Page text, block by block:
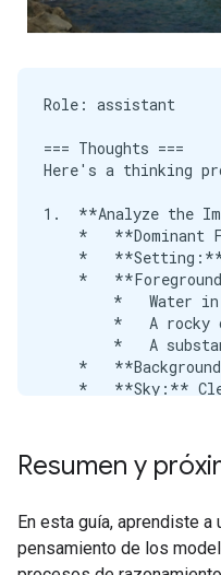
Role: assistant
=== Thoughts ===
Here's a thinking
1.  **Analyze the
*   **Dominant
*
*
*   Water
*   A rocky
*   A
*
*   **Sky:**
2.  **Identify Key
*   The Bridge
*   The
3.  **Draft the
Resumen y
En esta guía, aprendiste
pensamiento de los